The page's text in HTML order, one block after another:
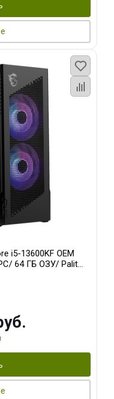
i5-13600KF OEM
64 ГБ ОЗУ/ Palit
256bit 3xDP